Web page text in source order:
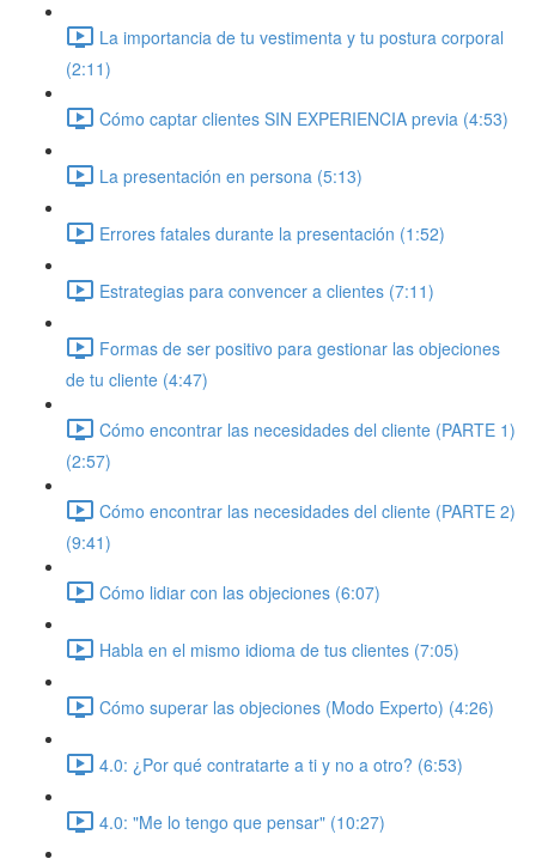
La importancia de tu vestimenta y tu postura corporal
(2:11)
Cómo captar clientes SIN EXPERIENCIA previa (4:53)
La presentación en persona (5:13)
Errores fatales durante la presentación (1:52)
Estrategias para convencer a clientes (7:11)
Formas de ser positivo para gestionar las objeciones
de tu cliente (4:47)
Cómo encontrar las necesidades del cliente (PARTE 1)
(2:57)
Cómo encontrar las necesidades del cliente (PARTE 2)
(9:41)
Cómo lidiar con las objeciones (6:07)
Habla en el mismo idioma de tus clientes (7:05)
Cómo superar las objeciones (Modo Experto) (4:26)
4.0: ¿Por qué contratarte a ti y no a otro? (6:53)
4.0: "Me lo tengo que pensar" (10:27)